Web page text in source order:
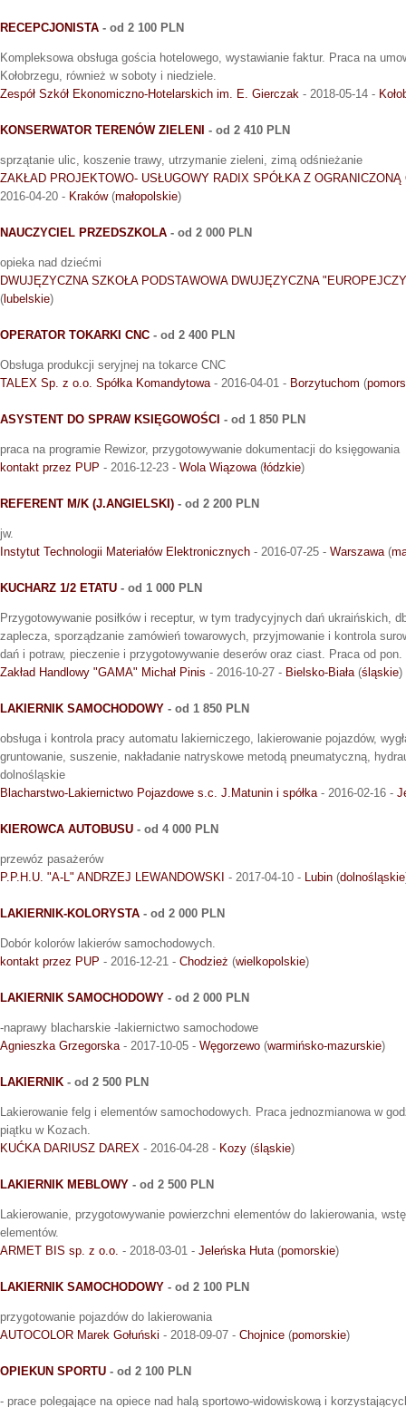
RECEPCJONISTA - od 2 100 PLN
Kompleksowa obsługa gościa hotelowego, wystawianie faktur. Praca na
Kołobrzegu, również w soboty i niedziele.
Zespół Szkół Ekonomiczno-Hotelarskich im. E. Gierczak - 2018-05-14 -
KONSERWATOR TERENÓW ZIELENI - od 2 410 PLN
sprzątanie ulic, koszenie trawy, utrzymanie zieleni, zimą odśnieżanie
ZAKŁAD PROJEKTOWO- USŁUGOWY RADIX SPÓŁKA Z
2016-04-20 - Kraków(małopolskie)
NAUCZYCIEL PRZEDSZKOLA - od 2 000 PLN
opieka nad dziećmi
DWUJĘZYCZNA SZKOŁA PODSTAWOWA DWUJĘZYCZNA
( lubelskie)
OPERATOR TOKARKI CNC - od 2 400 PLN
Obsługa produkcji seryjnej na tokarce CNC
TALEX Sp. z o.o. Spółka Komandytowa- 2016-04-01 - Borzytuchom (
ASYSTENT DO SPRAW KSIĘGOWOŚCI - od 1 850 PLN
praca na programie Rewizor, przygotowywanie dokumentacji do księgowania
kontakt przez PUP - 2016-12-23 - Wola Wiązowa(łódzkie)
REFERENT M/K (J.ANGIELSKI) - od 2 200 PLN
jw.
Instytut Technologii Materiałów Elektronicznych - 2016-07-25 - Warszawa(
KUCHARZ 1/2 ETATU - od 1 000 PLN
Przygotowywanie posiłków i receptur, w tym tradycyjnych dań ukraińskich,
zaplecza, sporządzanie zamówień towarowych, przyjmowanie i kontrola
dań i potraw, pieczenie i przygotowywanie deserów oraz ciast. Praca od
Zakład Handlowy "GAMA" Michał Pinis - 2016-10-27 - Bielsko-Biała(śląskie)
LAKIERNIK SAMOCHODOWY - od 1 850 PLN
obsługa i kontrola pracy automatu lakierniczego, lakierowanie pojazdów,
gruntowanie, suszenie, nakładanie natryskowe metodą pneumatyczną,
dolnośląskie
Blacharstwo-Lakiernictwo Pojazdowe s.c. J.Matunin i spółka- 2016-02-16 -
KIEROWCA AUTOBUSU - od 4 000 PLN
przewóz pasażerów
P.P.H.U. "A-L" ANDRZEJ LEWANDOWSKI - 2017-04-10 - Lubin (dolnośląskie
LAKIERNIK-KOLORYSTA - od 2 000 PLN
Dobór kolorów lakierów samochodowych.
kontakt przez PUP - 2016-12-21 - Chodzież (wielkopolskie)
LAKIERNIK SAMOCHODOWY - od 2 000 PLN
-naprawy blacharskie -lakiernictwo samochodowe
Agnieszka Grzegorska- 2017-10-05 - Węgorzewo (warmińsko-mazurskie)
LAKIERNIK - od 2 500 PLN
Lakierowanie felg i elementów samochodowych. Praca jednozmianowa w
piątku w Kozach.
KUĆKA DARIUSZ DAREX - 2016-04-28 - Kozy (śląskie)
LAKIERNIK MEBLOWY - od 2 500 PLN
Lakierowanie, przygotowywanie powierzchni elementów do lakierowania,
elementów.
ARMET BIS sp. z o.o. - 2018-03-01 - Jeleńska Huta(pomorskie)
LAKIERNIK SAMOCHODOWY - od 2 100 PLN
przygotowanie pojazdów do lakierowania
AUTOCOLOR Marek Gołuński - 2018-09-07 - Chojnice (pomorskie)
OPIEKUN SPORTU - od 2 100 PLN
- prace polegające na opiece nad halą sportowo-widowiskową i